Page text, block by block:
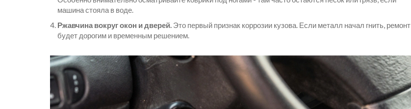
машина стояла в воде.
Ржавчина вокруг окон и дверей. Это первый признак коррозии кузова. Если металл начал гнить, ремонт
будет дорогим и временным решением.